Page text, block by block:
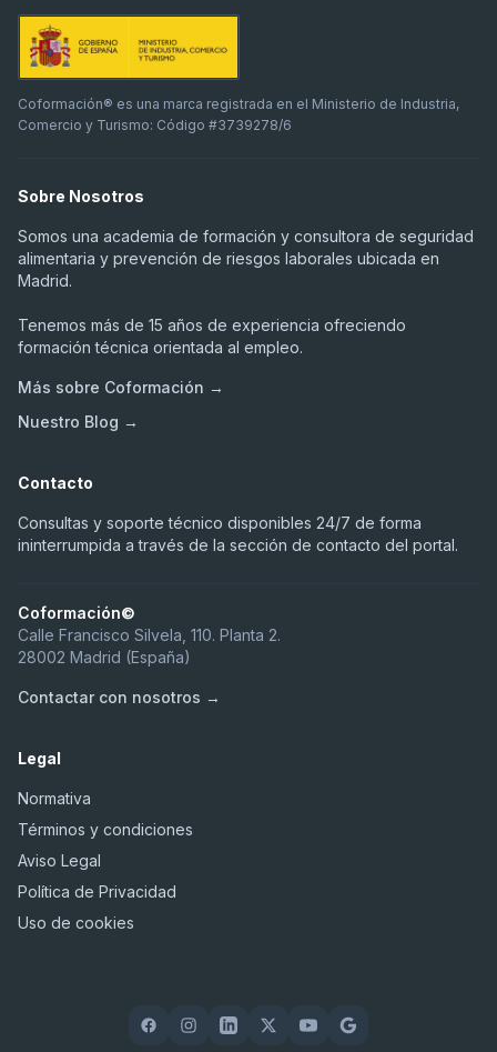
Coformación® es una marca registrada en el Ministerio de Industria,
Comercio y Turismo: Código #3739278/6
Sobre Nosotros
Somos una academia de formación y consultora de seguridad
alimentaria y prevención de riesgos laborales ubicada en
Madrid.
Tenemos más de 15 años de experiencia ofreciendo
formación técnica orientada al empleo.
Más sobre Coformación →
Nuestro Blog →
Contacto
Consultas y soporte técnico disponibles 24/7 de forma
ininterrumpida a través de la sección de contacto del portal.
Coformación©
Calle Francisco Silvela, 110. Planta 2.
28002 Madrid (España)
Contactar con nosotros →
Legal
Normativa
Términos y condiciones
Aviso Legal
Política de Privacidad
Uso de cookies